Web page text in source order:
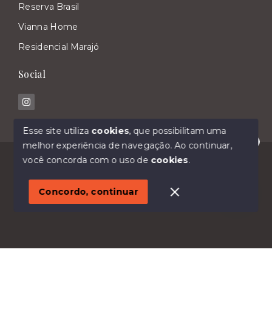
Olá! Estamos disponíveis para te ajudar.
Reserva Brasil
Vianna Home
Residencial Marajó
Social
© Copyright 2026 - Imóveis Malavasi - Todos os
SITE PARA IMOBILIARIA
Esse site utiliza cookies, que possibilitam uma
melhor experiência de navegação.Ao continuar,
você concorda com o uso de cookies.
Concordo, continuar